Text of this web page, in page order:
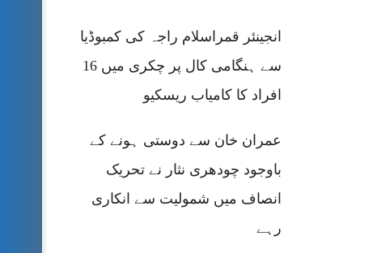
انجینئر قمراسلام راجہ کی کمبوڈیا
سے ہنگامی کال پر چکری میں 16
افراد کا کامیاب ریسکیو
عمران خان سے دوستی ہونے کے
باوجود چودھری نثار نے تحریک
انصاف میں شمولیت سے انکاری
رہے